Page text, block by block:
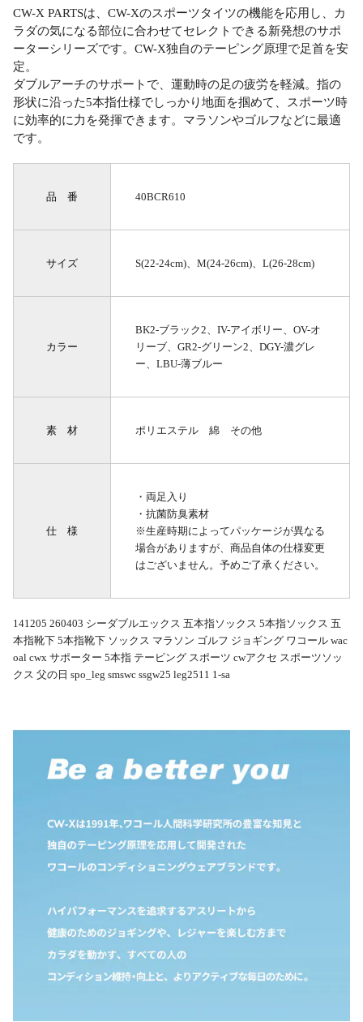
CW-X PARTSは、CW-Xのスポーツタイツの機能を応用し、カ
ラダの気になる部位に合わせてセレクトできる新発想のサポ
ーターシリーズです。CW-X独自のテーピング原理で足首を安
定。
ダブルアーチのサポートで、運動時の足の疲労を軽減。指の
形状に沿った5本指仕様でしっかり地面を掴めて、スポーツ時
に効率的に力を発揮できます。マラソンやゴルフなどに最適
です。
品 番 40BCR610
サイズ S(22-24cm)、M(24-26cm)、L(26-28cm)
カラー
BK2-ブラック2、IV-アイボリー、OV-オ
リーブ、GR2-グリーン2、DGY-濃グレ
ー、LBU-薄ブルー
素 材 ポリエステル 綿 その他
仕 様
・両足入り
・抗菌防臭素材
※生産時期によってパッケージが異なる
場合がありますが、商品自体の仕様変更
はございません。予めご了承ください。
141205 260403 シーダブルエックス 五本指ソックス 5本指ソックス 五
本指靴下 5本指靴下 ソックス マラソン ゴルフ ジョギング ワコール wac
oal cwx サポーター 5本指 テーピング スポーツ cwアクセ スポーツソッ
クス 父の日 spo_leg smswc ssgw25 leg2511 1-sa